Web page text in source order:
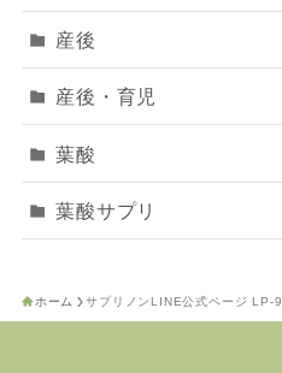
産後
産後・育児
葉酸
葉酸サプリ
ホーム サプリノンLINE公式ページ LP-9